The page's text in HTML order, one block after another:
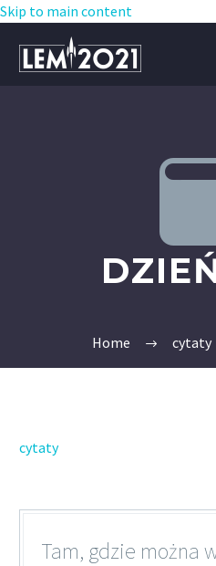
Skip to main content
Home cytaty
cytaty
Tam, gdzie można